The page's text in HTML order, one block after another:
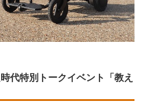
代特別トークイベント「教え